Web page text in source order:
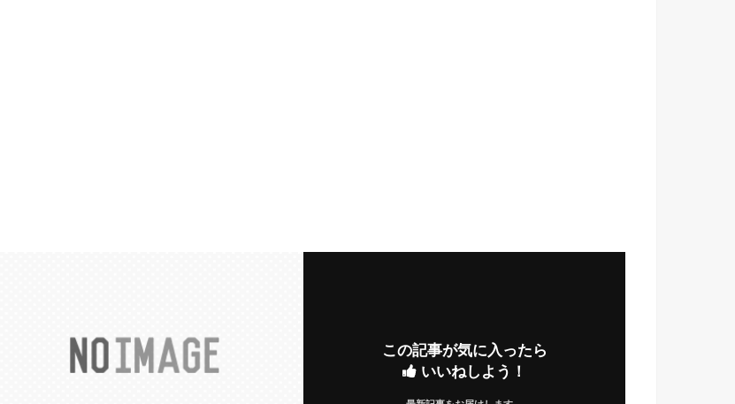
この記事が気に入ったら
いいねしよう！